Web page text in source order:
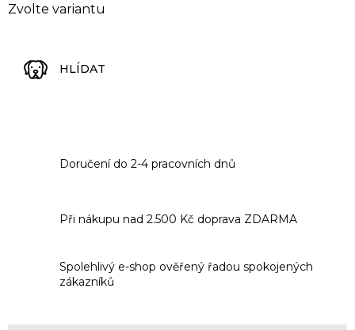
Zvolte variantu
HLÍDAT
Doručení do 2-4 pracovních dnů
Při nákupu nad 2.500 Kč doprava ZDARMA
Spolehlivý e-shop ověřený řadou spokojených
zákazníků